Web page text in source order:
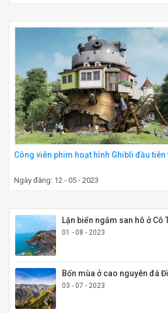
Công viên phim hoạt hình Ghibli đầu
Ngày đăng: 12 - 05 - 2023
Lặn biển ngắm san hô ở Cô
01 - 08 - 2023
Bốn mùa ở cao nguyên đá
03 - 07 - 2023